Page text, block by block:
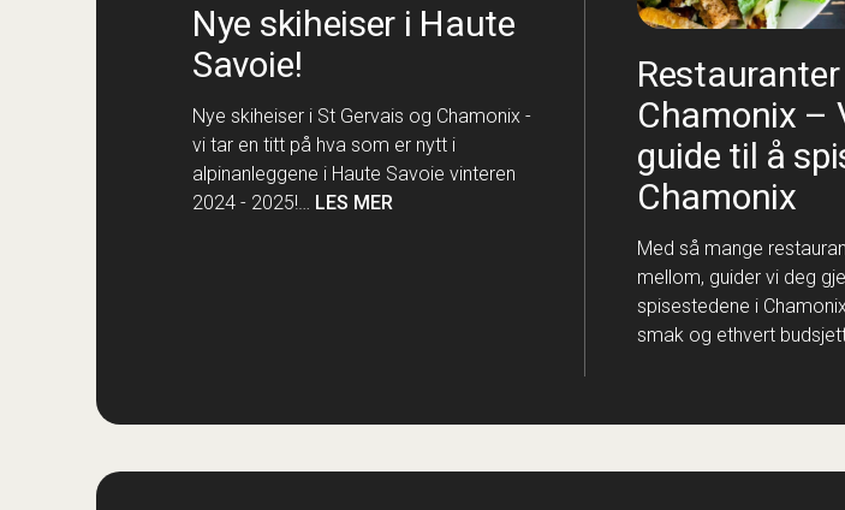
Nye skiheiser i Haute
Savoie!
Nye skiheiser i St Gervais og Chamonix -
vi tar en titt på hva som er nytt i
alpinanleggene i Haute Savoie vinteren
2024 - 2025!… LES MER
Restauranter
Chamonix –
guide til å
Chamonix
Med så mange
mellom, guider vi deg
spisestedene i
smak og ethvert